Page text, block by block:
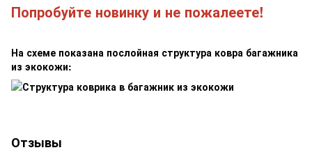
Попробуйте новинку и не пожалеете!
На схеме показана послойная структура ковра багажника
из экокожи:
Отзывы